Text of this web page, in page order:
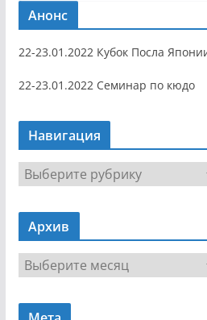
Анонс
22-23.01.2022 Кубок Посла
22-23.01.2022 Семинар по кюдо
Навигация
Н
а
в
г
Архив
р
х